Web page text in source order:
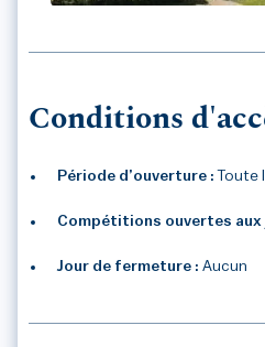
Conditions
Période d’ouverture : Toute
Compétitions ouvertes
Jour de fermeture : Aucun